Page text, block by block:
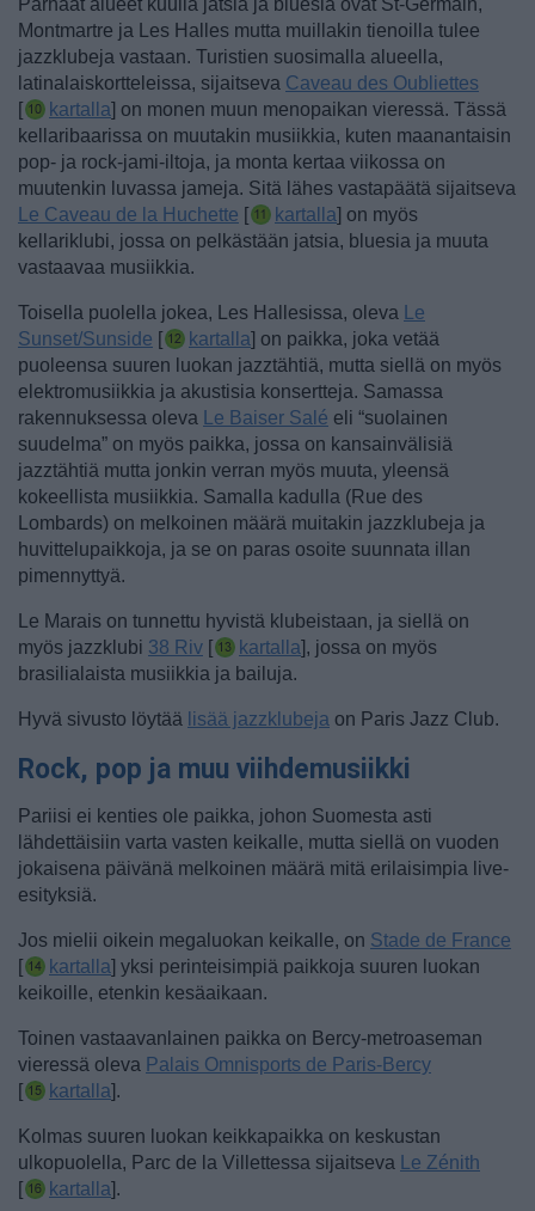
Parhaat alueet kuulla jatsia ja bluesia ovat St-Germain,
Montmartre ja Les Halles mutta muillakin tienoilla tulee
jazzklubeja vastaan. Turistien suosimalla alueella,
latinalaiskortteleissa, sijaitseva Caveau des Oubliettes
[
kartalla] on monen muun menopaikan vieressä. Tässä
kellaribaarissa on muutakin musiikkia, kuten maanantaisin
pop- ja rock-jami-iltoja, ja monta kertaa viikossa on
muutenkin luvassa jameja. Sitä lähes vastapäätä sijaitseva
Le Caveau de la Huchette [ kartalla] on myös
kellariklubi, jossa on pelkästään jatsia, bluesia ja muuta
vastaavaa musiikkia.
Toisella puolella jokea, Les Hallesissa, oleva
Le
Sunset/Sunside [ kartalla] on paikka, joka vetää
puoleensa suuren luokan jazztähtiä, mutta siellä on myös
elektromusiikkia ja akustisia konsertteja. Samassa
rakennuksessa oleva
Le Baiser Salé eli “suolainen
suudelma” on myös paikka, jossa on kansainvälisiä
jazztähtiä mutta jonkin verran myös muuta, yleensä
kokeellista musiikkia. Samalla kadulla (Rue des
Lombards) on melkoinen määrä muitakin jazzklubeja ja
huvittelupaikkoja, ja se on paras osoite suunnata illan
pimennyttyä.
Le Marais on tunnettu hyvistä klubeistaan, ja siellä on
myös jazzklubi 38 Riv [ kartalla], jossa on myös
brasilialaista musiikkia ja bailuja.
Hyvä sivusto löytää lisää jazzklubeja on Paris Jazz Club.
Rock, pop ja muu viihdemusiikki
Pariisi ei kenties ole paikka, johon Suomesta asti
lähdettäisiin varta vasten keikalle, mutta siellä on vuoden
jokaisena päivänä melkoinen määrä mitä erilaisimpia live-
esityksiä.
Jos mielii oikein megaluokan keikalle, on Stade de France
[
kartalla] yksi perinteisimpiä paikkoja suuren luokan
keikoille, etenkin kesäaikaan.
Toinen vastaavanlainen paikka on Bercy-metroaseman
vieressä oleva Palais Omnisports de Paris-Bercy
[
kartalla].
Kolmas suuren luokan keikkapaikka on keskustan
ulkopuolella, Parc de la Villettessa sijaitseva
Le Zénith
[
kartalla].